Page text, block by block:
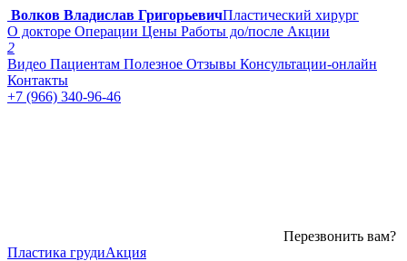
Волков Владислав ГригорьевичПластический хирург
О докторе Операции Цены Работы до/после Акции
2
Видео Пациентам Полезное Отзывы Консультации-онлайн
Контакты
+7 (966) 340-96-46
Перезвонить вам?
Пластика грудиАкция